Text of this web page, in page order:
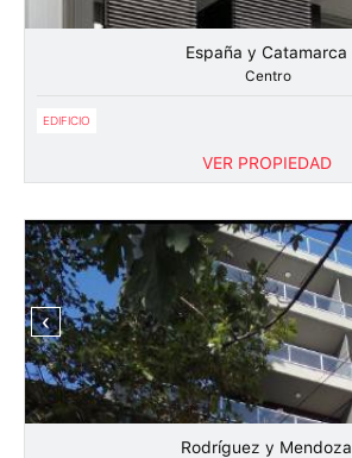
España y Catamarca
Centro
EDIFICIO
VER PROPIEDAD
‹
Rodríguez y Mendoza